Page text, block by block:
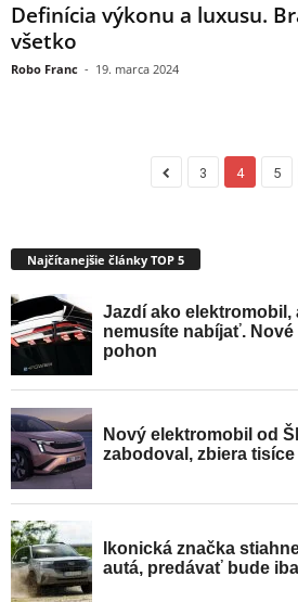
Definícia výkonu a luxusu.
všetko
Robo Franc - 19. marca 2024
3 4 5
Najčítanejšie články TOP 5